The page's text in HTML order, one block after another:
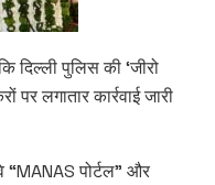
दिल्ली पुलिस की ‘जीरो
पर लगातार कार्रवाई जारी
“MANAS पोर्टल” और